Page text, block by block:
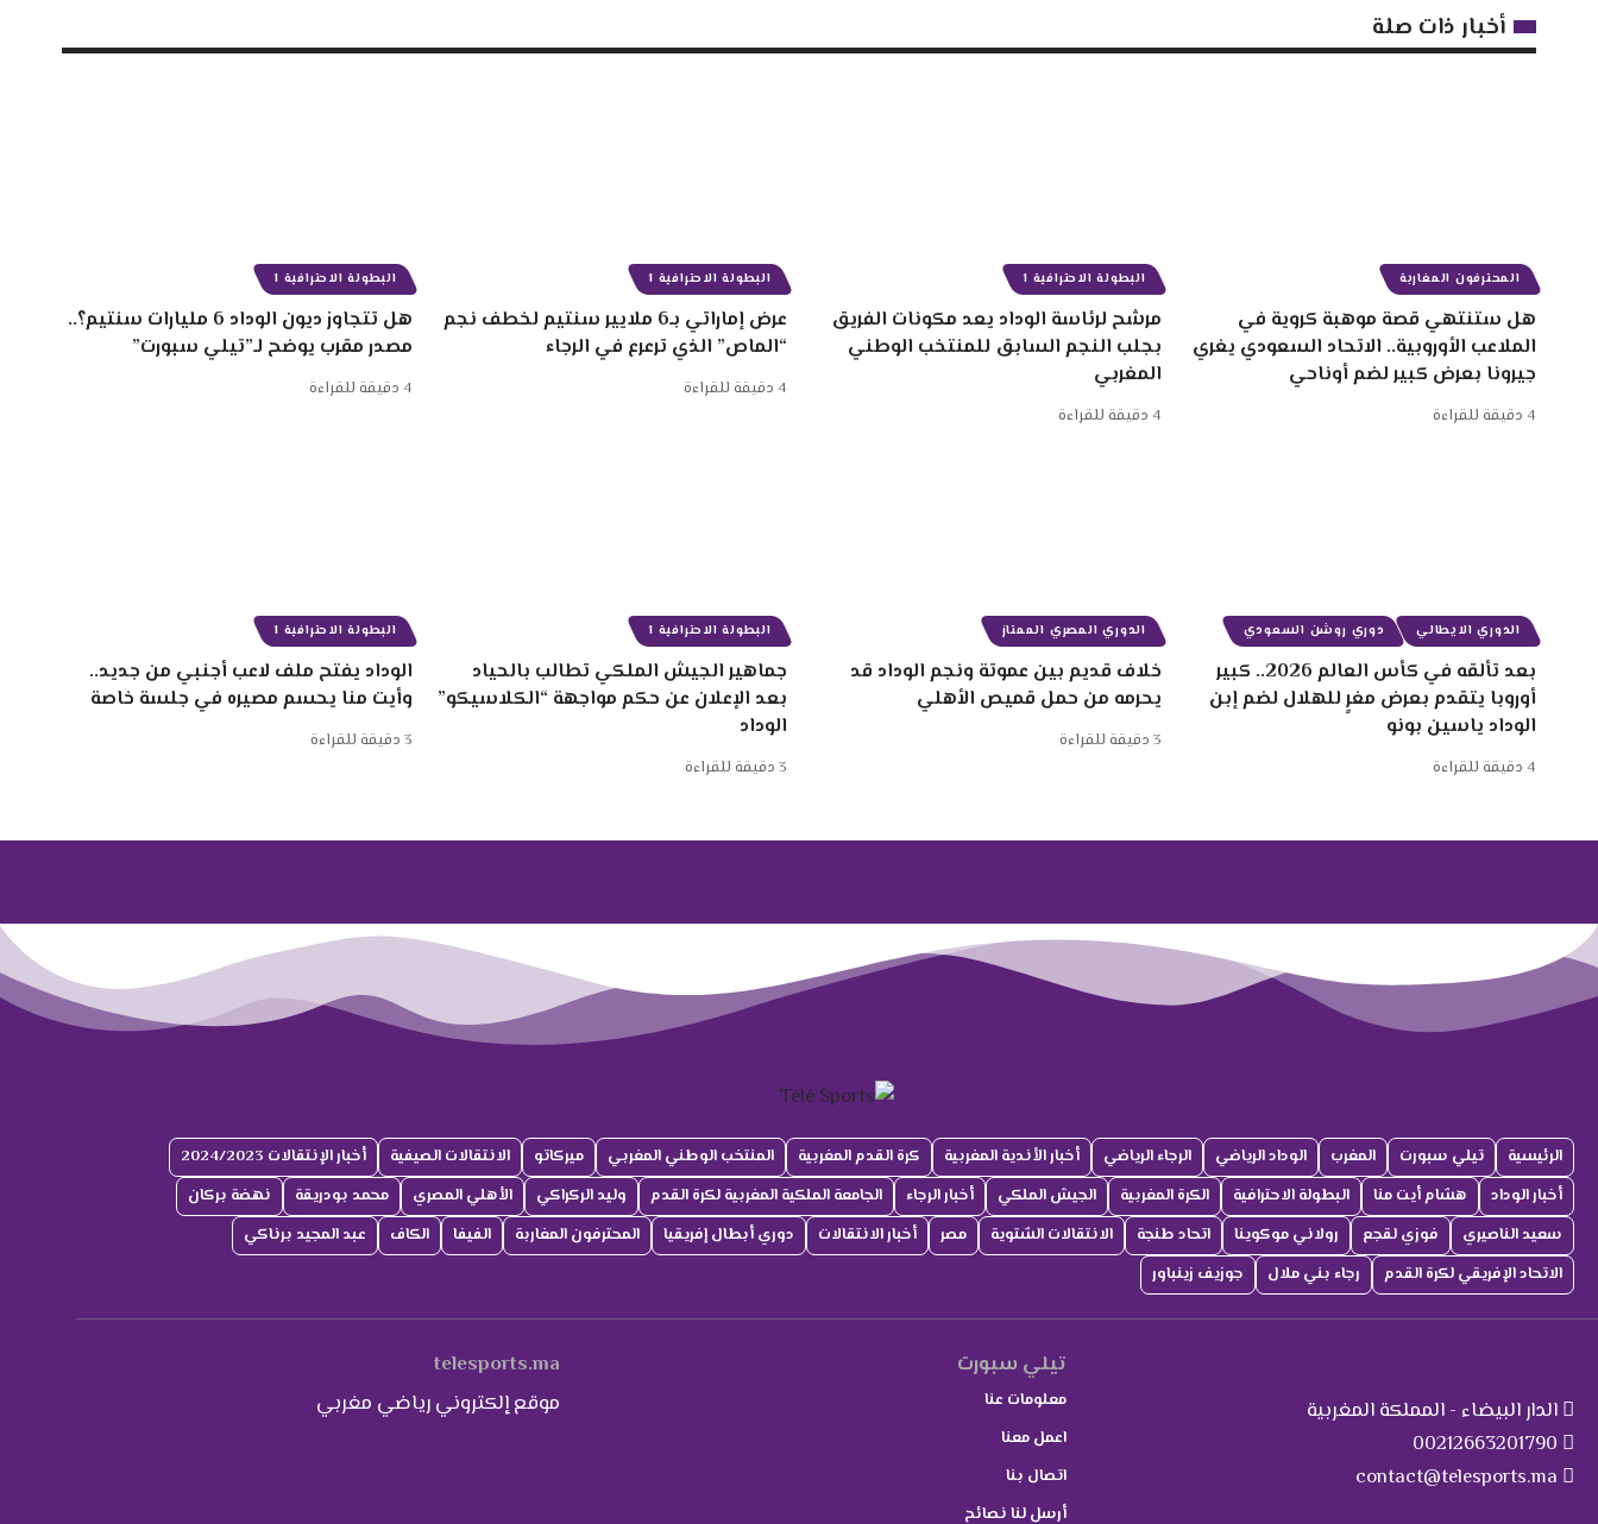
أخبار ذات صلة
المحترفون المغاربة
هل ستنتهي قصة موهبة كروية في
الملاعب الأوروبية.. الاتحاد السعودي يغري
جيرونا بعرض كبير لضم أوناحي
4 دقيقة للقراءة
البطولة الاحترافية 1
مرشح لرئاسة الوداد يعد مكونات الفريق
بجلب النجم السابق للمنتخب الوطني
المغربي
4 دقيقة للقراءة
البطولة الاحترافية 1
عرض إماراتي بـ6 ملايير سنتيم لخطف نجم
“الماص” الذي ترعرع في الرجاء
4 دقيقة للقراءة
البطولة الاحترافية 1
هل تتجاوز ديون الوداد 6 مليارات سنتيم؟..
مصدر مقرب يوضح لـ”تيلي سبورت”
4 دقيقة للقراءة
الدوري الايطالي دوري روشن السعودي
بعد تألقه في كأس العالم 2026.. كبير
أوروبا يتقدم بعرض مغرٍ للهلال لضم إبن
الوداد ياسين بونو
4 دقيقة للقراءة
الدوري المصري الممتاز
خلاف قديم بين عموتة ونجم الوداد قد
يحرمه من حمل قميص الأهلي
3 دقيقة للقراءة
البطولة الاحترافية 1
جماهير الجيش الملكي تطالب بالحياد
بعد الإعلان عن حكم مواجهة “الكلاسيكو”
الوداد
3 دقيقة للقراءة
البطولة الاحترافية 1
الوداد يفتح ملف لاعب أجنبي من جديد..
وأيت منا يحسم مصيره في جلسة خاصة
3 دقيقة للقراءة
الرئيسية تيلي سبورت المغرب الوداد الرياضي الرجاء الرياضي أخبار الأندية المغربية كرة القدم المغربية المنتخب الوطني المغربي ميركاتو الانتقالات الصيفية
أخبار الإنتقالات 2024/2023
أخبار الوداد
هشام أيت منا البطولة الاحترافية الكرة المغربية الجيش الملكي أخبار الرجاء الجامعة الملكية المغربية لكرة القدم وليد الركراكي الأهلي المصري محمد بودريقة
نهضة بركان
سعيد الناصيري
فوزي لقجع رولاني موكوينا اتحاد طنجة الانتقالات الشتوية مصر أخبار الانتقالات دوري أبطال إفريقيا المحترفون المغاربة الفيفا الكاف
عبد المجيد برناكي
الاتحاد الإفريقي لكرة القدم
رجاء بني ملال جوزيف زينباور
الدار البيضاء - المملكة المغربية
00212663201790
contact@telesports.ma
تيلي سبورت
معلومات عنا
اعمل معنا
اتصال بنا
أرسل لنا نصائح
telesports.ma
موقع إلكتروني رياضي مغربي